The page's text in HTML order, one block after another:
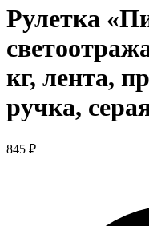
Рулетка
кг, лента,
ручка,
845 ₽